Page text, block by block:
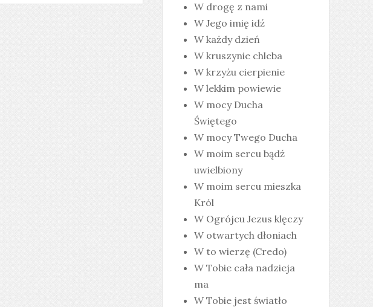
W drogę z nami
W Jego imię idź
W każdy dzień
W kruszynie chleba
W krzyżu cierpienie
W lekkim powiewie
W mocy Ducha
Świętego
W mocy Twego Ducha
W moim sercu bądź
uwielbiony
W moim sercu mieszka
Król
W Ogrójcu Jezus klęczy
W otwartych dłoniach
W to wierzę (Credo)
W Tobie cała nadzieja
ma
W Tobie jest światło